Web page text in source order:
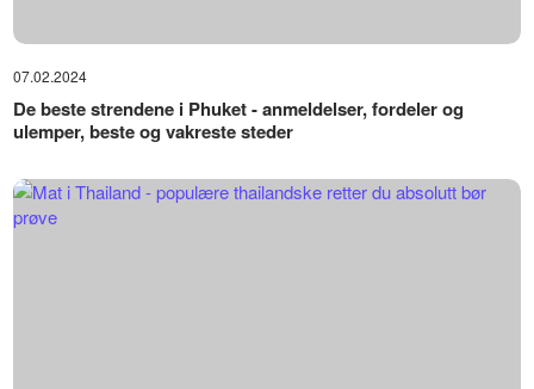
07.02.2024
De beste strendene i Phuket - anmeldelser, fordeler og
ulemper, beste og vakreste steder